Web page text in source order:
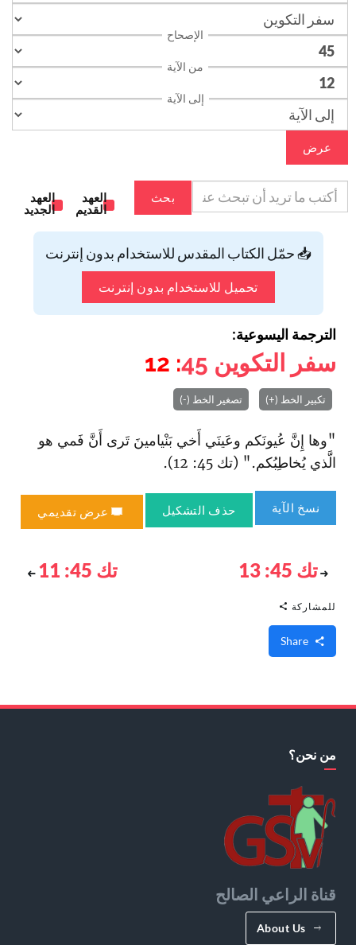
الإصحاح
من الآية
إلى الآية
عرض
بحث
العهد
القديم
العهد
الجديد
📥 حمّل الكتاب المقدس للاستخدام بدون إنترنت
تحميل للاستخدام بدون إنترنت
الترجمة اليسوعية:
سفر التكوين 45
: 12
تكبير الخط (+) تصغير الخط (-)
"وها إِنَّ عُيونَكم وعَينَي أَخي بَنْيامينَ تَرى أَنَّ فَمي هو
الَّذي يُخاطِبُكم." (تك 45: 12).
نسخ الآية حذف التشكيل عرض تقديمي
تك 45: 13 تك 45: 11
للمشاركة
من نحن؟
قناة الراعي الصالح
About Us